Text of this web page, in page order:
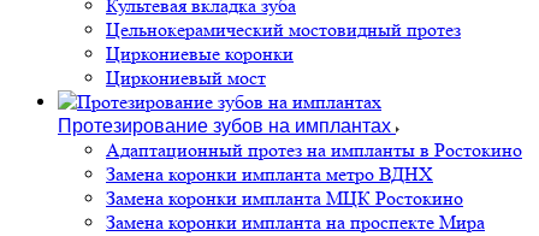
Культевая вкладка зуба
Цельнокерамический мостовидный протез
Циркониевые коронки
Циркониевый мост
Протезирование зубов на имплантах
Адаптационный протез на импланты в Ростокино
Замена коронки импланта метро ВДНХ
Замена коронки импланта МЦК Ростокино
Замена коронки импланта на проспекте Мира